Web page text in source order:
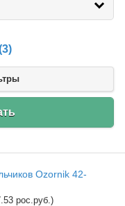
Ozornik 42-
рос.руб.)